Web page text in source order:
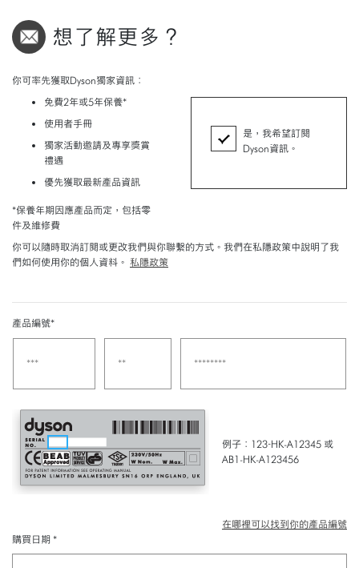
想了解更多？
你可率先獲取Dyson獨家資訊：
免費2年或5年保養*
使用者手冊
獨家活動邀請及專享獎賞
禮遇
優先獲取最新產品資訊
*保養年期因應產品而定，包括零
件及維修費
是，我希望訂閱
Dyson資訊。
你可以隨時取消訂閱或更改我們與你聯繫的方式。我們在私隱政策中說明了我
們如何使用你的個人資料。 私隱政策
產品編號*
例子：123-HK-A12345 或
AB1-HK-A123456
在哪裡可以找到你的產品編號
購買日期 *